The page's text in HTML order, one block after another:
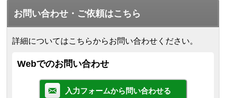
お問い合わせ・ご依頼はこちら
詳細についてはこちらからお問い合わせください。
Webでのお問い合わせ
入力フォームから問い合わせる